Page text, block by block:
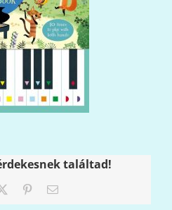
találtad!
PinterestEmail: